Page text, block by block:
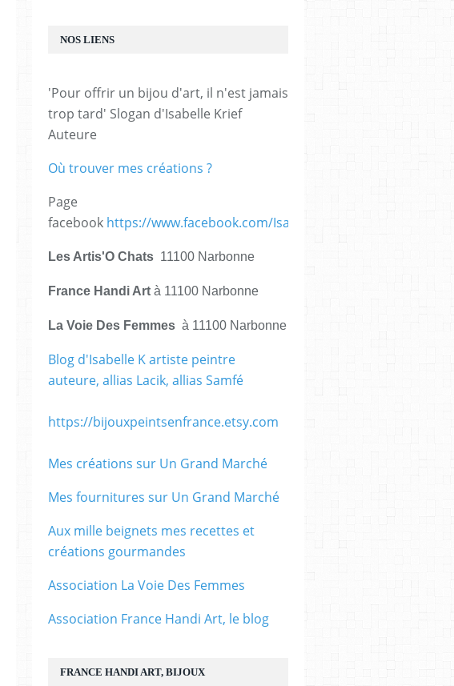
FRANCE HANDI ART, BIJOUX
NOS LIENS
'Pour offrir un bijou d'art, il n'est jamais
trop tard' Slogan d'Isabelle Krief
Auteure
Où trouver mes créations ?
Page
facebook https://www.facebook.com/IsabelleKrief.ArtistePeintre/
Les Artis'O Chats 11100 Narbonne
France Handi Art à 11100 Narbonne
La Voie Des Femmes à 11100 Narbonne
Blog d'Isabelle K artiste peintre
auteure, allias Lacik, allias Samfé
https://bijouxpeintsenfrance.etsy.com
Mes créations sur Un Grand Marché
Mes fournitures sur Un Grand Marché
Aux mille beignets mes recettes et
créations gourmandes
Association La Voie Des Femmes
Association France Handi Art, le blog